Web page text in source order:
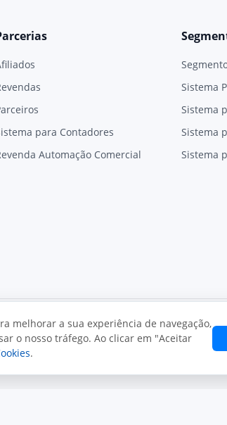
para Contadores
Automação Comercial
Sistema
Sistema
Sistema
Sistema
melhorar a sua experiência de navegação,
o nosso tráfego. Ao clicar em "Aceitar
.
autorais